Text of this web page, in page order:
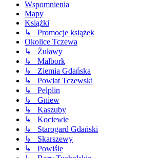
Wspomnienia
Mapy
Książki
↳ Promocje książek
Okolice Tczewa
↳ Żuławy
↳ Malbork
↳ Ziemia Gdańska
↳ Powiat Tczewski
↳ Pelplin
↳ Gniew
↳ Kaszuby
↳ Kociewie
↳ Starogard Gdański
↳ Skarszewy
↳ Powiśle